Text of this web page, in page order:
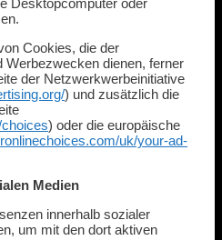
Cookies, die der
Werbezwecken dienen, ferner
der Netzwerkwerbeinitiative
) und zusätzlich die
) oder die europäische
uk/your-ad-
Medien
innerhalb sozialer
um mit den dort aktiven